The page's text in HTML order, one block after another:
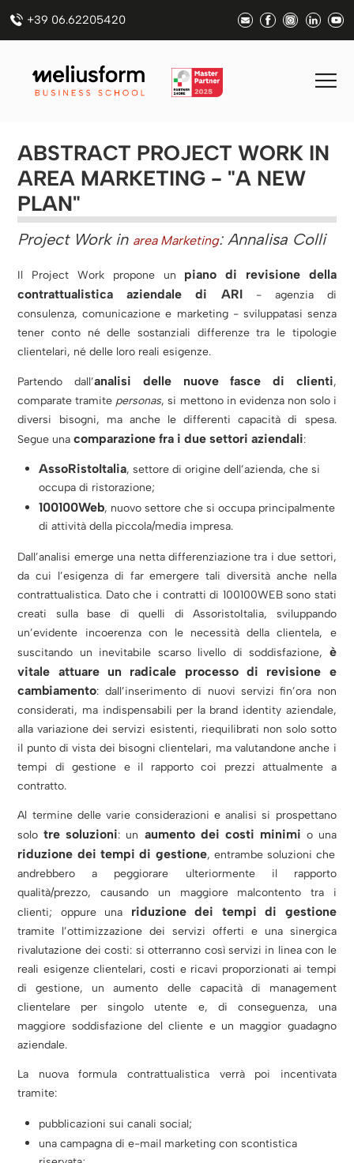
+39 06.62205420
ABSTRACT PROJECT WORK IN
AREA MARKETING - "A NEW
PLAN"
Project Work in area Marketing: Annalisa Colli
Il Project Work propone un piano di revisione della
contrattualistica aziendale di ARI
- agenzia di
consulenza, comunicazione e marketing - sviluppatasi senza
tener conto né delle sostanziali differenze tra le tipologie
clientelari, né delle loro reali esigenze.
Partendo dall’analisi delle nuove fasce di clienti,
comparate tramite personas, si mettono in evidenza non solo i
diversi bisogni, ma anche le differenti capacità di spesa.
Segue unacomparazione fra i due settori aziendali:
AssoRistoItalia, settore di origine dell’azienda, che si
occupa di ristorazione;
100100Web, nuovo settore che si occupa principalmente
di attività della piccola/media impresa.
Dall’analisi emerge una netta differenziazione tra i due settori,
da cui l’esigenza di far emergere tali diversità anche nella
contrattualistica. Dato che i contratti di 100100WEB sono stati
creati sulla base di quelli di AssoristoItalia, sviluppando
un’evidente incoerenza con le necessità della clientela, e
suscitando un inevitabile scarso livello di soddisfazione, è
vitale attuare un radicale processo di revisione e
cambiamento: dall’inserimento di nuovi servizi fin’ora non
considerati, ma indispensabili per la brand identity aziendale,
alla variazione dei servizi esistenti, riequilibrati non solo sotto
il punto di vista dei bisogni clientelari, ma valutandone anche i
tempi di gestione e il rapporto coi prezzi attualmente a
contratto.
Al termine delle varie considerazioni e analisi si prospettano
solo tre soluzioni: un aumento dei costi minimi o una
riduzione dei tempi di gestione, entrambe soluzioni che
andrebbero a peggiorare ulteriormente il rapporto
qualità/prezzo, causando un maggiore malcontento tra i
clienti; oppure una riduzione dei tempi di gestione
tramite l’ottimizzazione dei servizi offerti e una sinergica
rivalutazione dei costi: si otterranno così servizi in linea con le
reali esigenze clientelari, costi e ricavi proporzionati ai tempi
di gestione, un aumento delle capacità di management
clientelare per singolo utente e, di conseguenza, una
maggiore soddisfazione del cliente e un maggior guadagno
aziendale.
La nuova formula contrattualistica verrà poi incentivata
tramite:
pubblicazioni sui canali social;
una campagna di e-mail marketing con scontistica